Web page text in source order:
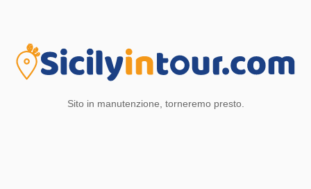
Sito in manutenzione, torneremo presto.